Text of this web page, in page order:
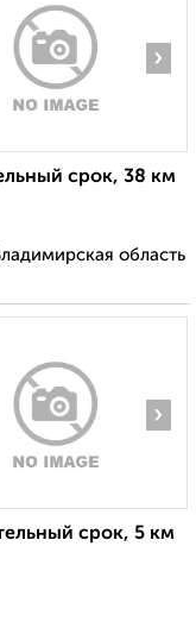
›
срок, 38 км
область
›
срок, 5 км